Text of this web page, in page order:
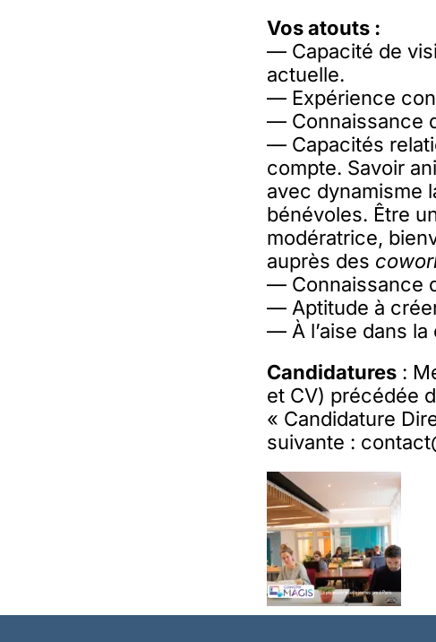
Vos atouts :
— Capacité de
actuelle.
— Expérience
— Connaissance
— Capacités
compte. Savoir
avec dynamisme
bénévoles. Être
modératrice,
auprès des
— Connaissance
— Aptitude à
— À l’aise dans
Candidatures :
et CV) précédée
« Candidature
suivante :